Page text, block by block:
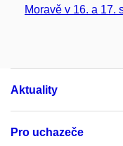
Moravě v 16. a 17.
Aktuality
Pro uchazeče